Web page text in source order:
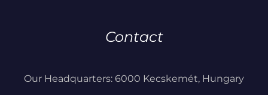
Contact
Our Headquarters: 6000 Kecskemét, Hungary